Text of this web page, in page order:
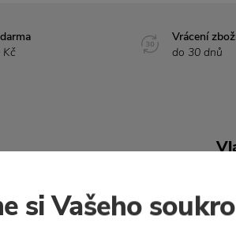
Vrácení
do 30 dnů
a přitom vám poslouží
hodiny z betonu
si Vašeho